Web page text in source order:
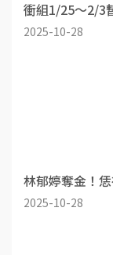
衝組1/25～2/3
2025-10-28
林郁婷奪金！恁
2025-10-28